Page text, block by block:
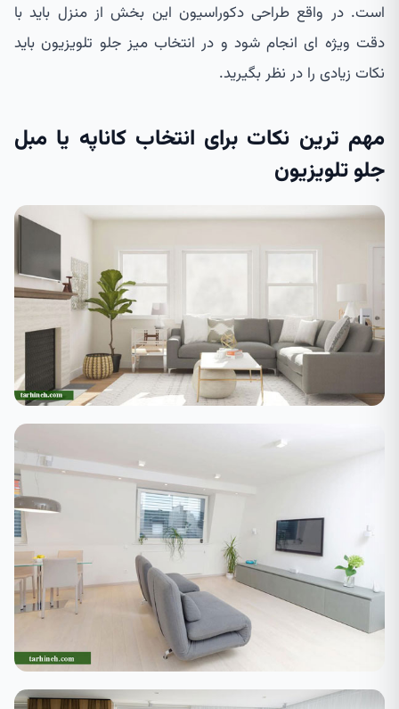
است. در واقع طراحی دکوراسیون این بخش از منزل باید با
دقت ویژه ای انجام شود و در انتخاب میز جلو تلویزیون باید
نکات زیادی را در نظر بگیرید.
مهم ترین نکات برای انتخاب کاناپه یا مبل
جلو تلویزیون